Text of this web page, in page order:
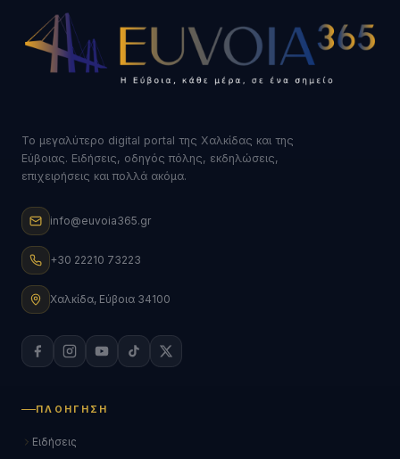
Το μεγαλύτερο digital portal της Χαλκίδας και της
Εύβοιας. Ειδήσεις, οδηγός πόλης, εκδηλώσεις,
επιχειρήσεις και πολλά ακόμα.
info@euvoia365.gr
+30 22210 73223
Χαλκίδα, Εύβοια 34100
ΠΛΟΉΓΗΣΗ
Ειδήσεις